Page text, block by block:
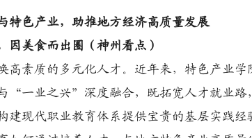
色产业，助推地方经济高质量发展
食而出圈（神州看点）
素质的多元化人才。近年来，特色产业学
一业之兴”深度融合，既拓宽人才就业路
建现代职业教育体系提供宝贵的基层实践